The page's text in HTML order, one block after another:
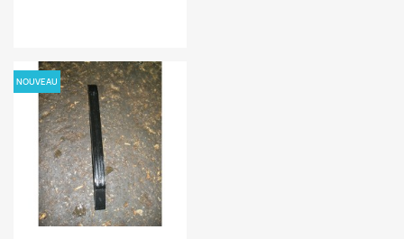
NOUVEAU